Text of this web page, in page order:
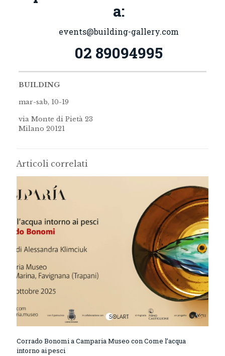
a:
events@building-gallery.com
02 89094995
BUILDING
mar-sab, 10-19
via Monte di Pietà 23
Milano 20121
Articoli correlati
Corrado Bonomi a Camparia Museo con Come l’acqua
intorno ai pesci